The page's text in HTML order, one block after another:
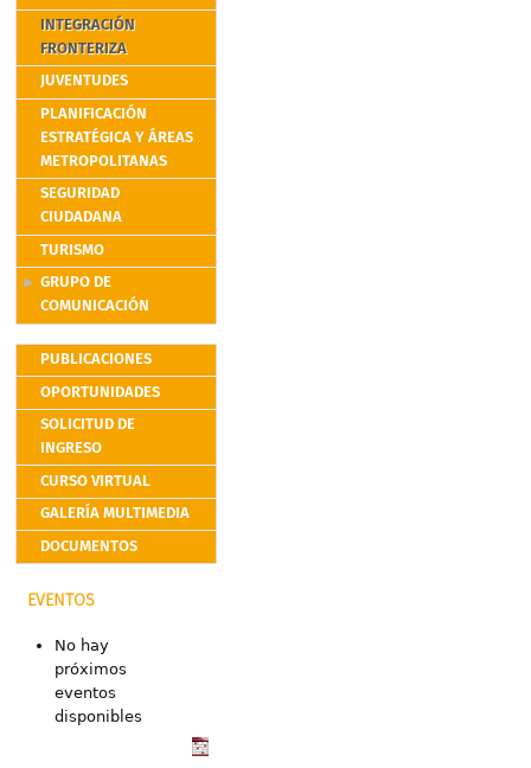
INTEGRACIÓN
FRONTERIZA
JUVENTUDES
PLANIFICACIÓN
ESTRATÉGICA Y ÁREAS
METROPOLITANAS
SEGURIDAD
CIUDADANA
TURISMO
GRUPO DE
COMUNICACIÓN
PUBLICACIONES
OPORTUNIDADES
SOLICITUD DE
INGRESO
CURSO VIRTUAL
GALERÍA MULTIMEDIA
DOCUMENTOS
EVENTOS
No hay
próximos
eventos
disponibles